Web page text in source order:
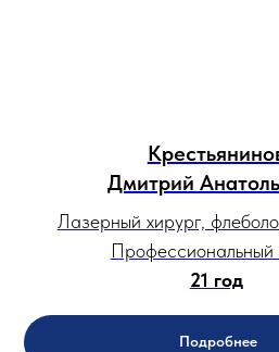
Дмитрий
Лазерный хирург,
Профессиональный
21 год
Подробнее